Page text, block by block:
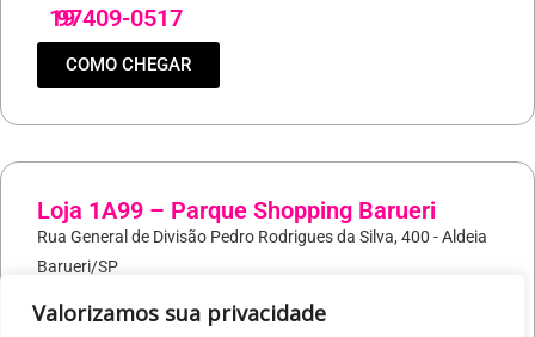
Valorizamos sua privacidade
19
97409-0517
COMO CHEGAR
Loja 1A99 – Parque Shopping Barueri
Rua General de Divisão Pedro Rodrigues da Silva, 400 - Aldeia
Barueri/SP
19
97421-9037